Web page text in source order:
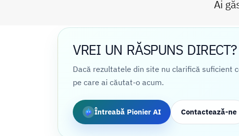
Ai
VREI UN RĂSPUNS DIRECT?
Dacă rezultatele din site nu clarifică suficient
pe care ai căutat-o acum.
Întreabă Pionier AI Contactează-ne